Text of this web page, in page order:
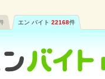
エン バイト 22168件